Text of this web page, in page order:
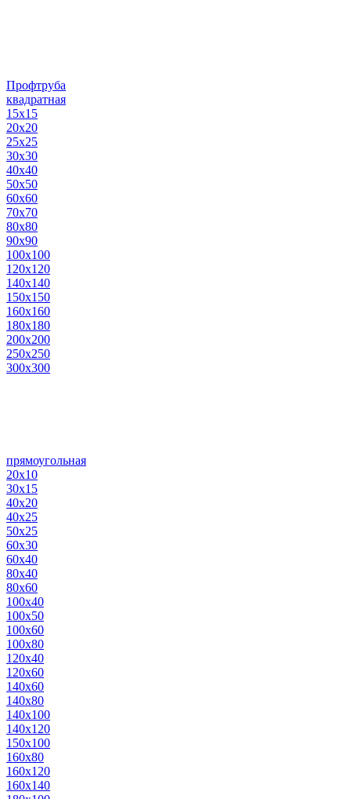
Профтруба
квадратная
15х15
20х20
25х25
30х30
40х40
50х50
60х60
70х70
80х80
90х90
100х100
120х120
140х140
150х150
160х160
180х180
200х200
250х250
300х300
прямоугольная
20х10
30х15
40х20
40х25
50х25
60х30
60х40
80х40
80х60
100х40
100х50
100х60
100х80
120х40
120х60
140х60
140х80
140х100
140х120
150х100
160х80
160х120
160х140